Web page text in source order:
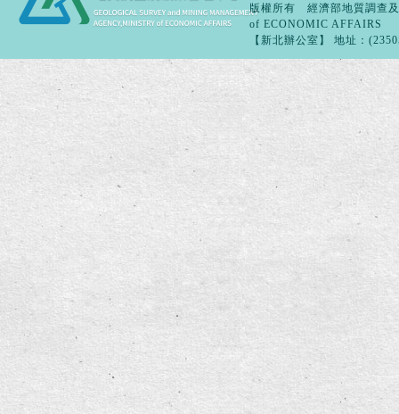
版權所有 經濟部地質調查
of ECONOMIC AFFAIRS
【新北辦公室】 地址：